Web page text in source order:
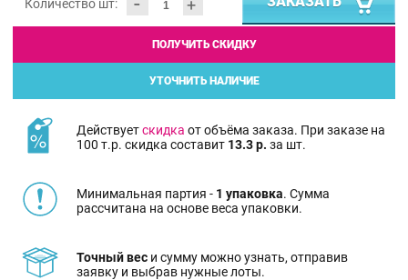
Количество шт: +
ПОЛУЧИТЬ СКИДКУ
УТОЧНИТЬ НАЛИЧИЕ
Действуетскидка от объёма заказа. При заказе на
100 т.р. скидка составит 13.3 р. за шт.
Минимальная партия - 1 упаковка. Сумма
рассчитана на основе веса упаковки.
Точный вес и сумму можно узнать, отправив
заявку и выбрав нужные лоты.